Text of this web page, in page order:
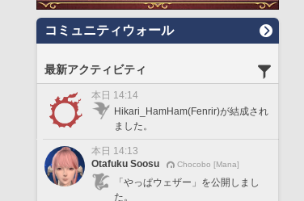
コミュニティウォール
最新アクティビティ
本日 14:14
Hikari_HamHam(Fenrir)が結成され
ました。
本日 14:13
Otafuku Soosu
Chocobo [Mana]
「やっぱウェザー」を公開しまし
た。